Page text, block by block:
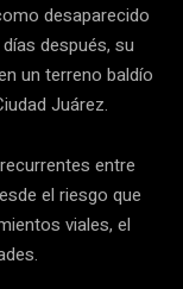
desaparecido
después, su
un terreno baldío
Juárez.
entre
el riesgo que
viales, el